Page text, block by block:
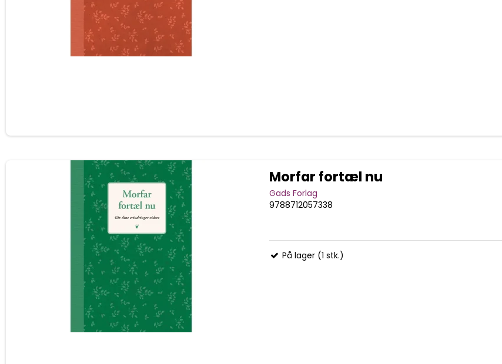
Morfar fortæl nu
Gads Forlag
9788712057338
På lager (1 stk.)